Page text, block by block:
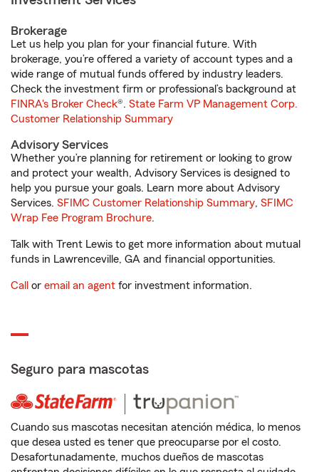
Brokerage
Let us help you plan for your financial future. With
brokerage, you’re offered a variety of account types and a
wide range of mutual funds offered by industry leaders.
Check the investment firm or professional’s background at
FINRA's Broker Check®. State Farm VP Management Corp.
Customer Relationship Summary
Advisory Services
Whether you’re planning for retirement or looking to grow
and protect your wealth, Advisory Services is designed to
help you pursue your goals. Learn more about Advisory
Services. SFIMC Customer Relationship Summary, SFIMC
Wrap Fee Program Brochure.
Talk with Trent Lewis to get more information about mutual
funds in Lawrenceville, GA and financial opportunities.
Call or email an agent for investment information.
Seguro para mascotas
Cuando sus mascotas necesitan atención médica, lo menos
que desea usted es tener que preocuparse por el costo.
Desafortunadamente, muchos dueños de mascotas